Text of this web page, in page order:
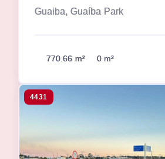
Guaiba, Guaíba Park
770.66 m² 0 m²
4431